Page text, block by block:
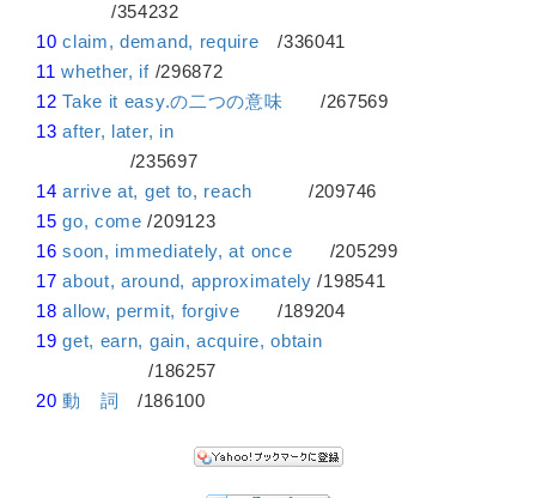
/354232
10 claim, demand, require /336041
11 whether, if/296872
12 Take it easy.の二つの意味 /267569
13 after, later, in
/235697
14 arrive at, get to, reach /209746
15 go, come /209123
16 soon, immediately, at once /205299
17 about, around, approximately /198541
18 allow, permit, forgive /189204
19 get, earn, gain, acquire, obtain
/186257
20 動 詞 /186100